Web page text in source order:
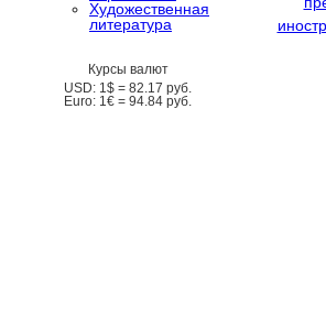
Художественная
литература
Курсы валют
USD: 1$ = 82.17 руб.
Euro: 1€ = 94.84 руб.